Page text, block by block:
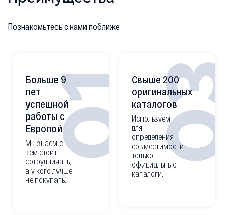
Познакомьтесь с нами поближе
01
Больше 9
лет
успешной
работы с
Европой
Мы знаем с
кем стоит
сотрудничать,
а у кого лучше
не покупать.
Свыше 200
оригинальных
каталогов
Используем
для
определения
совместимости
только
официальные
каталоги.